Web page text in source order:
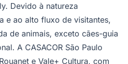
Devido à natureza
e ao alto fluxo de visitantes,
de animais, exceto cães-guia
A CASACOR São Paulo
e Vale+ Cultura, com